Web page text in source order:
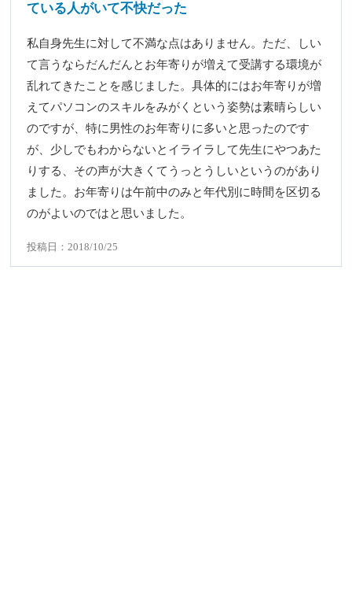
ている人がいて不快だった
私自身先生に対して不満な点はありません。ただ、しい
て言うならだんだんとお年寄りが増えて受講する環境が
乱れてきたことを感じました。具体的にはお年寄りが増
えてパソコンのスキルをみがくという姿勢は素晴らしい
のですが、特に男性のお年寄りに多いと思ったのです
が、少しでもわからないとイライラして先生にやつあた
りする、その声が大きくてうっとうしいというのがあり
ました。お年寄りは午前中のみと年代別に時間を区切る
のがよいのではと思いました。
投稿日：2018/10/25